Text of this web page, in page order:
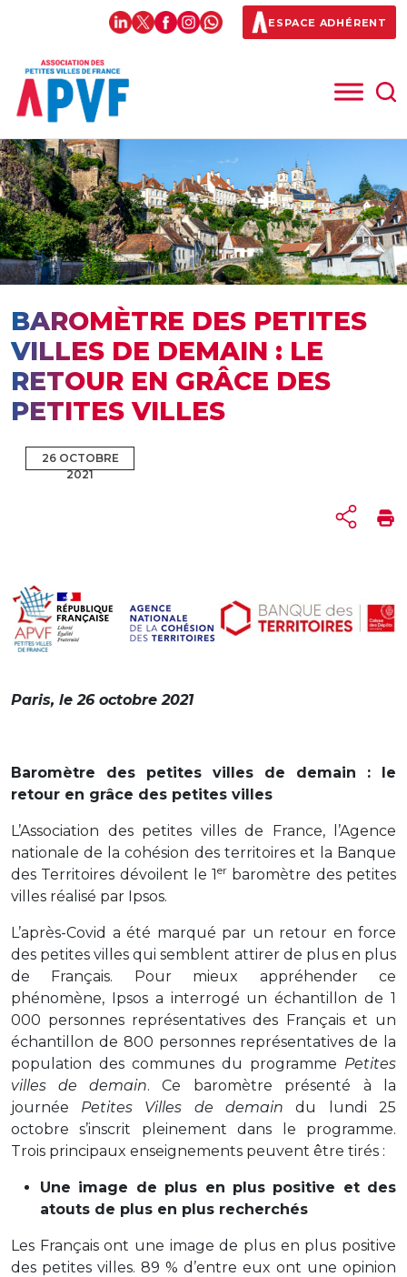
ESPACE ADHÉRENT
BAROMÈTRE DES PETITES
VILLES DE DEMAIN : LE
RETOUR EN GRÂCE DES
PETITES VILLES
26 OCTOBRE
2021
Paris, le 26 octobre 2021
Baromètre des petites villes de demain : le
retour en grâce des petites villes
L’Association des petites villes de France, l’Agence
nationale de la cohésion des territoires et la Banque
des Territoires dévoilent le 1er baromètre des petites
villes réalisé par Ipsos.
L’après-Covid a été marqué par un retour en force
des petites villes qui semblent attirer de plus en plus
de Français. Pour mieux appréhender ce
phénomène, Ipsos a interrogé un échantillon de 1
000 personnes représentatives des Français et un
échantillon de 800 personnes représentatives de la
population des communes du programme Petites
villes de demain. Ce baromètre présenté à la
journée Petites Villes de demain du lundi 25
octobre s’inscrit pleinement dans le programme.
Trois principaux enseignements peuvent être tirés :
Une image de plus en plus positive et des
atouts de plus en plus recherchés
Les Français ont une image de plus en plus positive
des petites villes. 89 % d’entre eux ont une opinion